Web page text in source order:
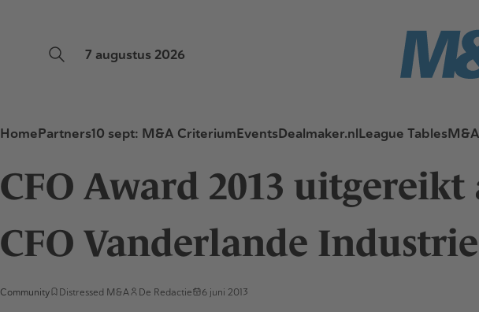
7 augustus 2026
HomePartners10 sept: M&A CriteriumEventsDealmaker.nlLeague Tables
CFO Award 2013
CFO Vanderlande
Community Distressed M&A De Redactie 6 juni 2013